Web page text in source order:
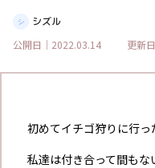
シズル
公開日｜2022.03.14
更新
初めてイチゴ狩りに行っ
私達は付き合って間も